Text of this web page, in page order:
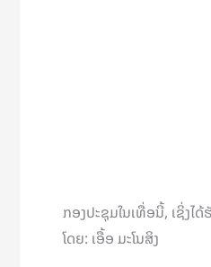
ກອງປະຊຸມໃນເທື່ອນີ້, ເຊິ່ງໄ
ໂດຍ: ເອື້ອ ມະໂນສິງ